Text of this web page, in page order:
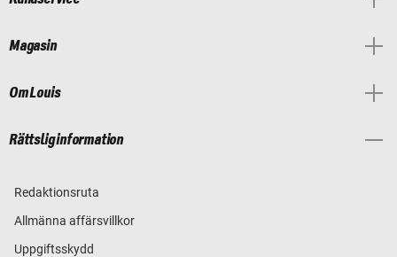
Magasin
Om Louis
Rättslig information
Redaktionsruta
Allmänna affärsvillkor
Uppgiftsskydd